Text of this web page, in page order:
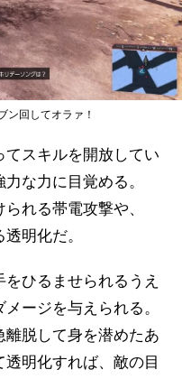
ン回してオラァ！
てスキルを開放してい
な力に目覚める。
れる帯電攻撃や、
明化だ。
ひるませられるうえ
ージを与えられる。
離脱して身を潜めたあ
明化すれば、敵の目